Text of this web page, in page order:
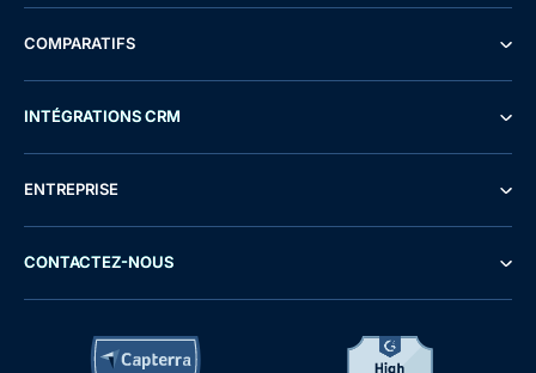
COMPARATIFS
INTÉGRATIONS CRM
ENTREPRISE
CONTACTEZ-NOUS